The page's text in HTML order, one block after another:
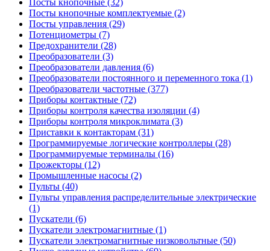
Посты кнопочные комплектуемые (2)
Посты управления (29)
Потенциометры (7)
Предохранители (28)
Преобразователи (3)
Преобразователи давления (6)
Преобразователи постоянного и переменного тока (1)
Преобразователи частотные (377)
Приборы контактные (72)
Приборы контроля качества изоляции (4)
Приборы контроля микроклимата (3)
Приставки к контакторам (31)
Программируемые логические контроллеры (28)
Программируемые терминалы (16)
Прожекторы (12)
Промышленные насосы (2)
Пульты (40)
Пульты управления распределительные электрические
(1)
Пускатели (6)
Пускатели электромагнитные (1)
Пускатели электромагнитные низковольтные (50)